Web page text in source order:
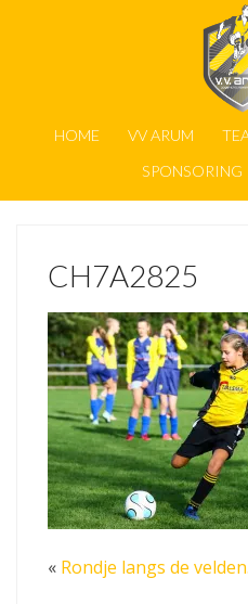
HOME VV ARUM
SPONSORING
CH7A2825
« Rondje langs de